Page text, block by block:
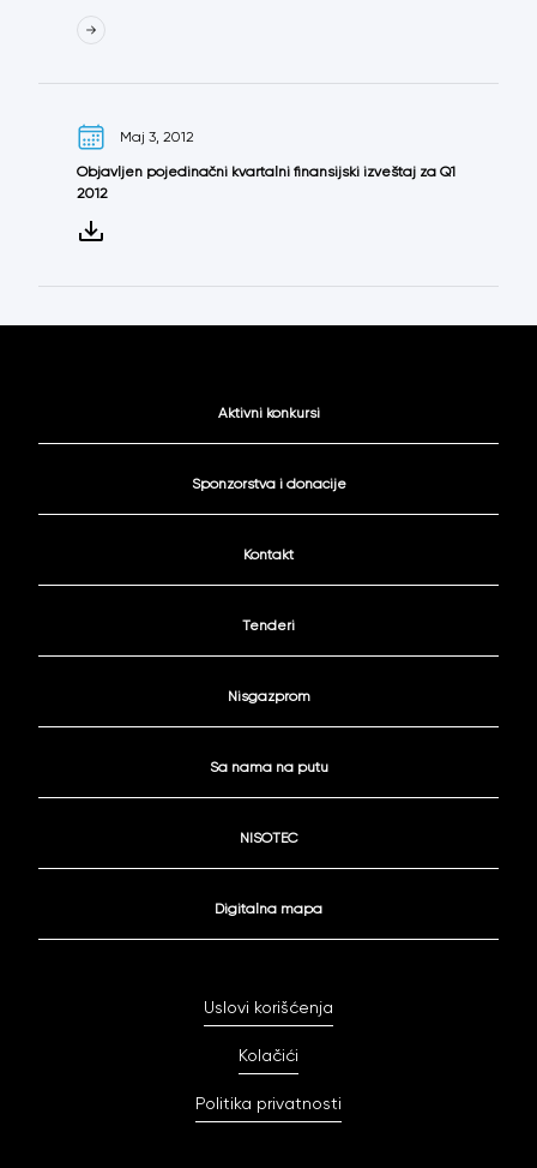
Maj 3, 2012
Objavljen pojedinačni kvartalni finansijski izveštaj za Q1
2012
Aktivni konkursi
Sponzorstva i donacije
Kontakt
Tenderi
Nisgazprom
Sa nama na putu
NISOTEC
Digitalna mapa
Uslovi korišćenja
Kolačići
Politika privatnosti